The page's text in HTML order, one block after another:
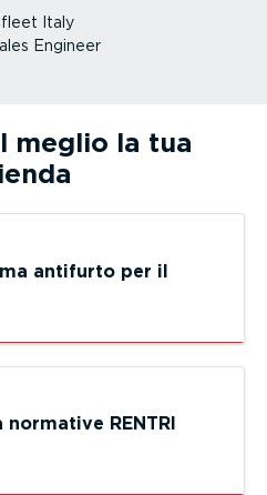
Italy
Engineer
meglio la tua
antifurto per il
RENTRI